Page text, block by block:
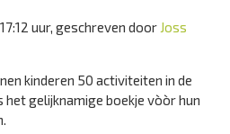
uur, geschreven door Joss
kinderen 50 activiteiten in de
het gelijknamige boekje vòòr hun